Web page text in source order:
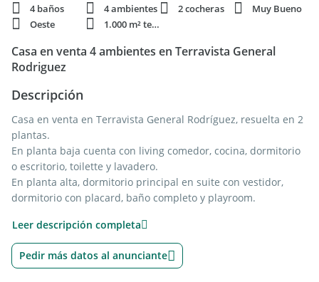
4 baños
4 ambientes 2 cocheras
Muy Bueno
Oeste
1.000 m² terren.
Casa en venta 4 ambientes en Terravista General
Rodriguez
Descripción
Casa en venta en Terravista General Rodríguez, resuelta en 2
plantas.
En planta baja cuenta con living comedor, cocina, dormitorio
o escritorio, toilette y lavadero.
En planta alta, dormitorio principal en suite con vestidor,
dormitorio con placard, baño completo y playroom.
exterior y piscina. Sistema de riego.
El Barrio Terravista está ubicado en el acceso oeste a la altura
Leer descripción completa
Pedir más datos al anunciante